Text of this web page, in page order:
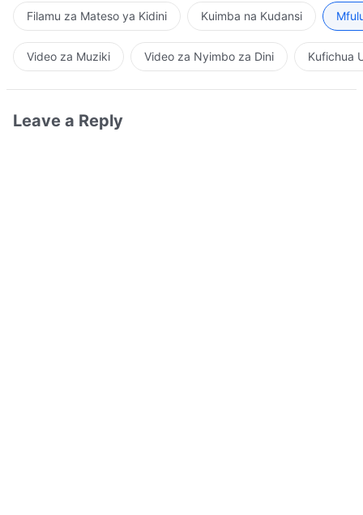
Filamu za Mateso ya Kidini Kuimba na Kudansi
Video za Muziki Video za Nyimbo za Dini Kufichua
Leave a Reply